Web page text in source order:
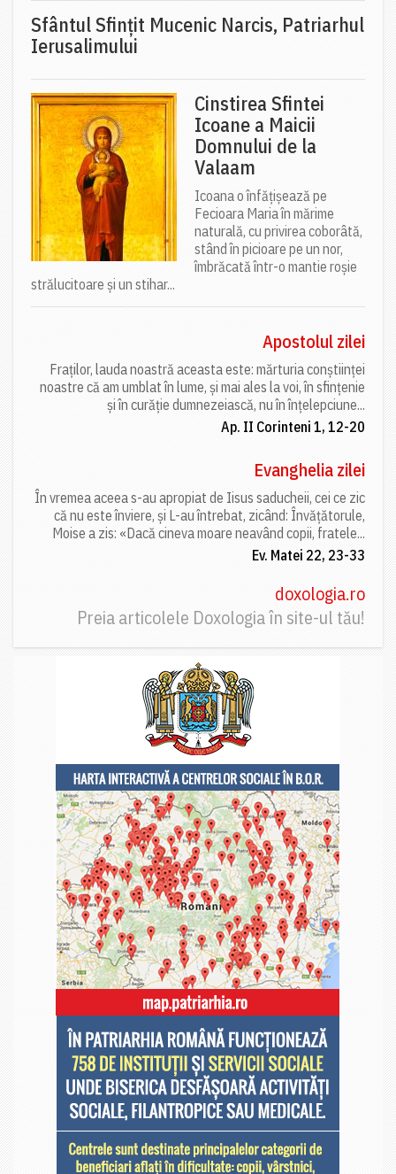
Sfântul Sfinţit Mucenic Narcis, Patriarhul
Ierusalimului
Cinstirea Sfintei
Icoane a Maicii
Domnului de la
Valaam
Icoana o înfățișează pe
Fecioara Maria în mărime
naturală, cu privirea coborâtă,
stând în picioare pe un nor,
îmbrăcată într-o mantie roșie
strălucitoare și un stihar...
Apostolul zilei
Fraților, lauda noastră aceasta este: mărturia conștiinței
noastre că am umblat în lume, și mai ales la voi, în sfințenie
și în curăție dumnezeiască, nu în înțelepciune...
Ap. II Corinteni 1, 12-20
Evanghelia zilei
În vremea aceea s-au apropiat de Iisus saducheii, cei ce zic
că nu este înviere, și L-au întrebat, zicând: Învățătorule,
Moise a zis: «Dacă cineva moare neavând copii, fratele...
Ev. Matei 22, 23-33
doxologia.ro
Preia articolele Doxologia în site-ul tău!